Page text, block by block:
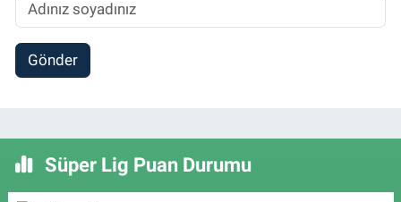
Gönder
Süper Lig Puan Durumu